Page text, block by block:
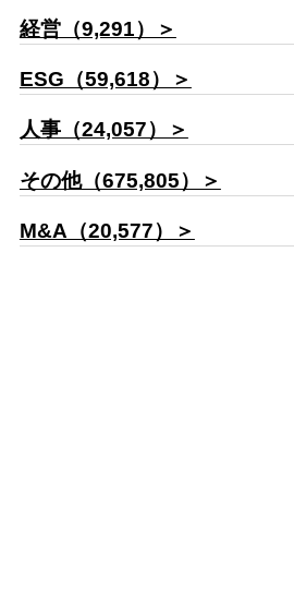
経営（9,291）＞
ESG（59,618）＞
人事（24,057）＞
その他（675,805）＞
M&A（20,577）＞